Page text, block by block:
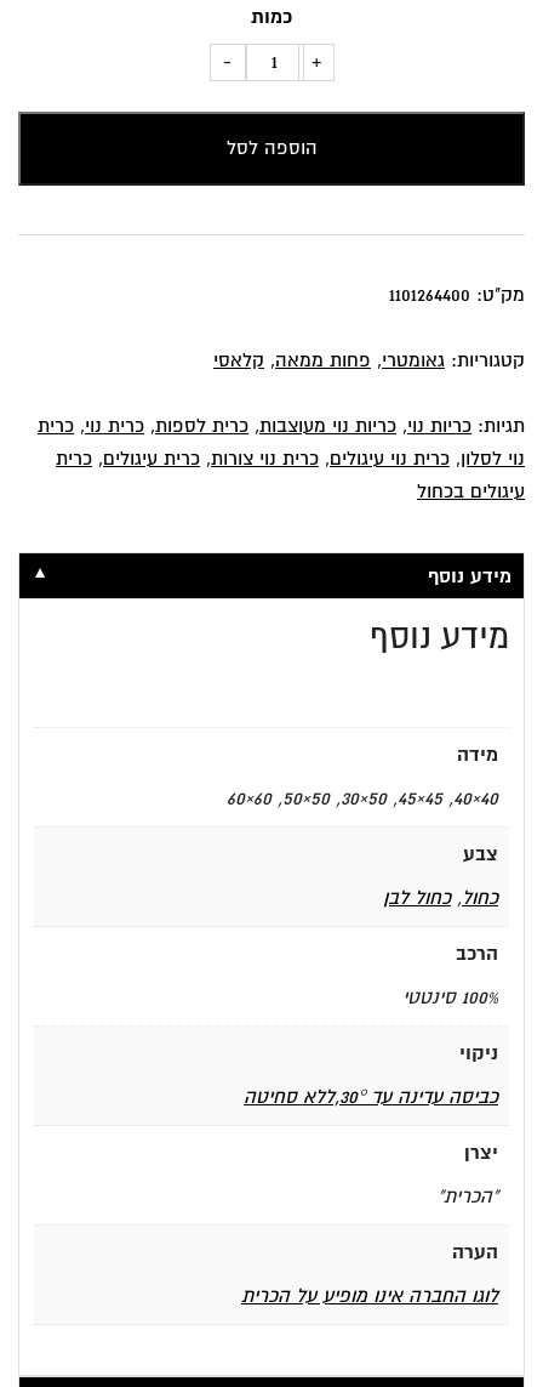
כמות
+
כמות
נוי
"חצאי
-
הוספה לסל
מק"ט: 1101264400
קטגוריות: גאומטרי, פחות ממאה, קלאסי
תגיות: כריות נוי, כריות נוי מעוצבות, כרית לספות, כרית נוי, כרית
נוי לסלון, כרית נוי עיגולים, כרית נוי צורות, כרית עיגולים, כרית
עיגולים בכחול
מידע נוסף ▼
מידע נוסף
מידה
40×40, 45×45, 50×30, 50×50, 60×60
צבע
כחול,כחול לבן
הרכב
100% סינטטי
ניקוי
כביסה עדינה עד 30°,ללא סחיטה
יצרן
"הכרית"
הערה
לוגו החברה אינו מופיע על הכרית